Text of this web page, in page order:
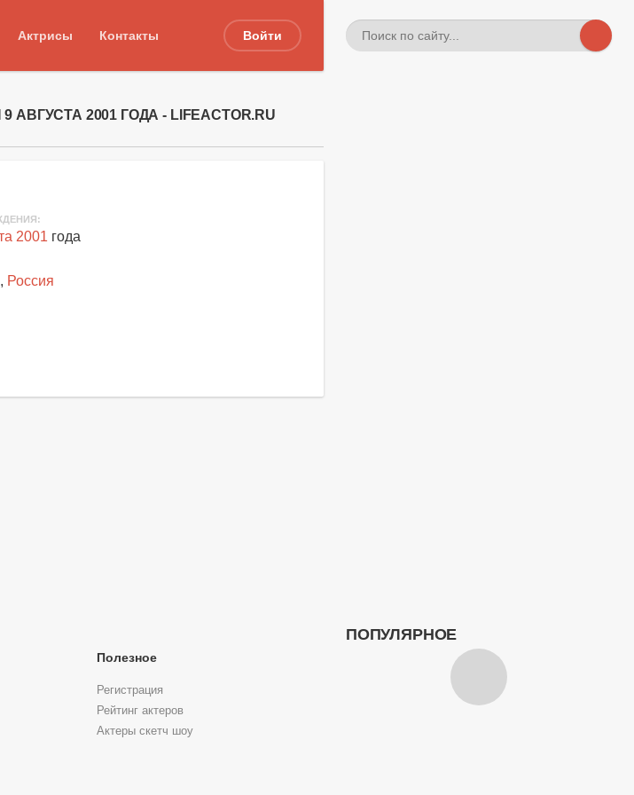
Актрисы Контакты Войти
2001 ГОДА - LIFEACTOR.RU
2001 года
, Россия
ПОПУЛЯРНОЕ
Полезное
Регистрация
Рейтинг актеров
Актеры скетч шоу